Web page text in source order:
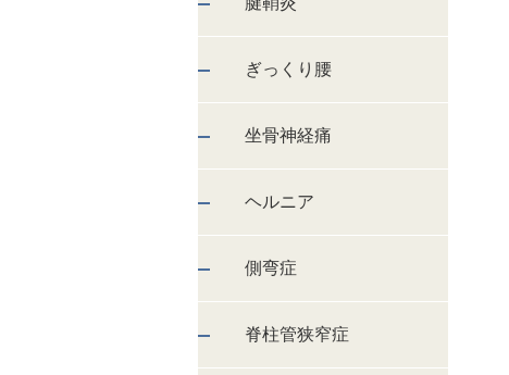
ぎっくり腰
坐骨神経痛
ヘルニア
側弯症
脊柱管狭窄症